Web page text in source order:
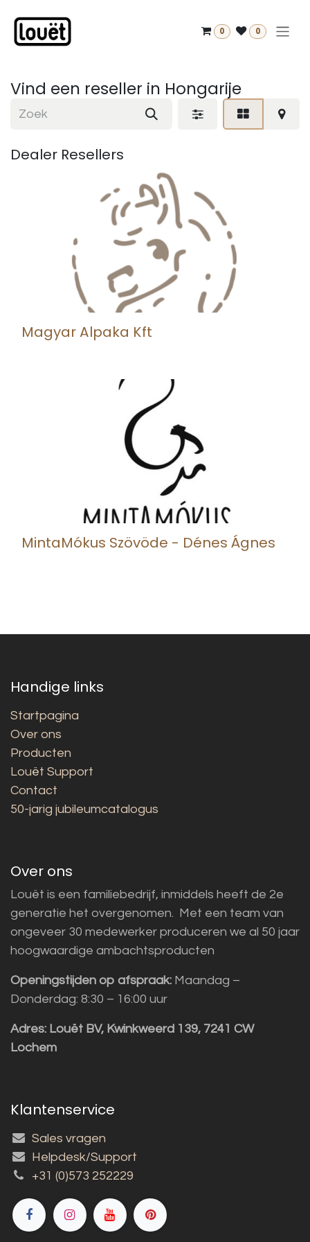
0 0
Vind een reseller in Hongarije
Dealer Resellers
Magyar Alpaka Kft
MintaMókus Szövöde - Dénes Ágnes
Handige links
Startpagina
Over ons
Producten
Louët Support
Contact
50-jarig jubileumcatalogus
Over ons
Louët is een familiebedrijf, inmiddels heeft de 2e
generatie het overgenomen. Met een team van
ongeveer 30 medewerker produceren we al 50 jaar
hoogwaardige ambachtsproducten
Openingstijden op afspraak: Maandag –
Donderdag: 8:30 – 16:00 uur
Adres: Louët BV, Kwinkweerd 139, 7241 CW
Lochem
Klantenservice
Sales vragen
Helpdesk/Support
+31 (0)573 252229